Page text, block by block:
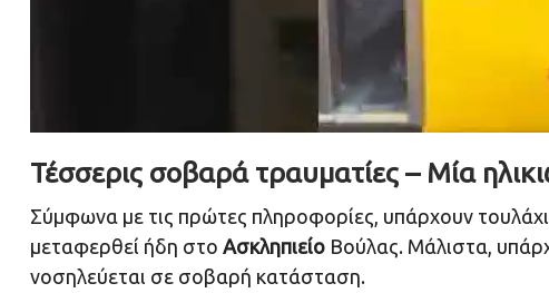
Τέσσερις σοβαρά τραυματίες – Μία
Σύμφωνα με τις πρώτες πληροφορίες, υπάρχουν
μεταφερθεί ήδη στο Ασκληπιείο Βούλας. Μάλιστα,
νοσηλεύεται σε σοβαρή κατάσταση.